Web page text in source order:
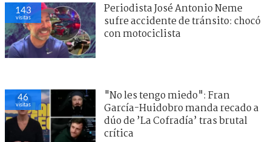
143
visitas
Periodista José Antonio Neme
sufre accidente de tránsito: chocó
con motociclista
46
visitas
"No les tengo miedo": Fran
García-Huidobro manda recado a
dúo de ’La Cofradía’ tras brutal
crítica